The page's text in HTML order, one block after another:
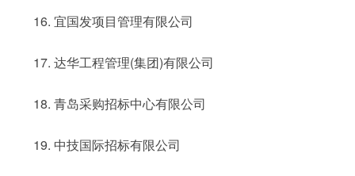
16. 宜国发项目管理有限公司
17. 达华工程管理(集团)有限公司
18. 青岛采购招标中心有限公司
19. 中技国际招标有限公司